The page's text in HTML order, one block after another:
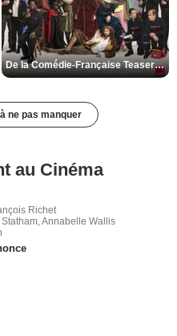
De la Comédie-Française Teaser VF
ne pas manquer
au Cinéma
Richet
Annabelle Wallis